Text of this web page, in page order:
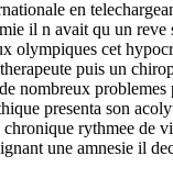
en
il n avait qu un reve
olympiques cet
puis un
nombreux
presenta son
rythmee de
une amnesie il